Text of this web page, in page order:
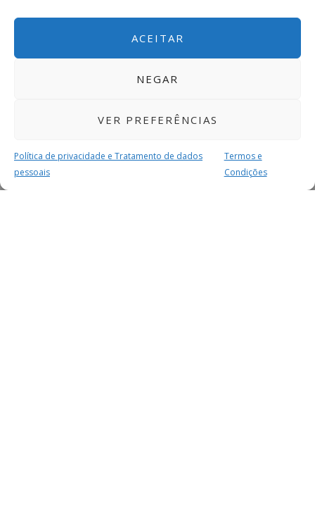
ACEITAR
NEGAR
VER PREFERÊNCIAS
Política de privacidade e Tratamento de dados
pessoais
Termos e
Condições